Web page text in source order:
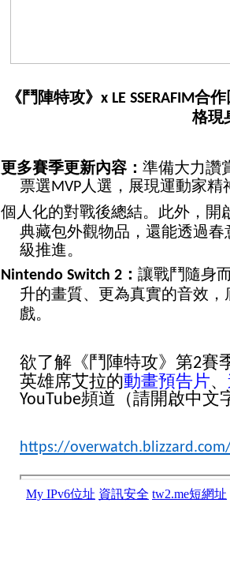
《鬥陣特攻》 x LE SSERAFIM合作
格現
更多賽季更新內容：準備大力讚
票選 MVP 人選，展現運動家
個人化的對戰後總結。此外，開
典藏包外觀物品，還能透過
級推進。
Nintendo Switch 2 ：讓戰鬥隨身
升的畫質、更為真實的音效
戲。
欲了解《鬥陣特攻》第2賽
英雄席艾拉的動畫預告片、
YouTube頻道（請開啟中文
https://